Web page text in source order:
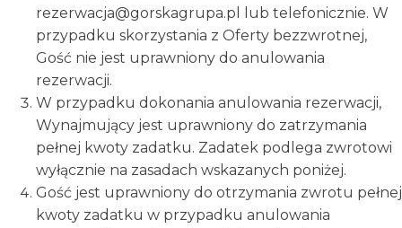
rezerwacja@gorskagrupa.pl lub telefonicznie. W
przypadku skorzystania z Oferty bezzwrotnej,
Gość nie jest uprawniony do anulowania
rezerwacji.
W przypadku dokonania anulowania rezerwacji,
Wynajmujący jest uprawniony do zatrzymania
pełnej kwoty zadatku. Zadatek podlega zwrotowi
wyłącznie na zasadach wskazanych poniżej.
Gość jest uprawniony do otrzymania zwrotu pełnej
kwoty zadatku w przypadku anulowania